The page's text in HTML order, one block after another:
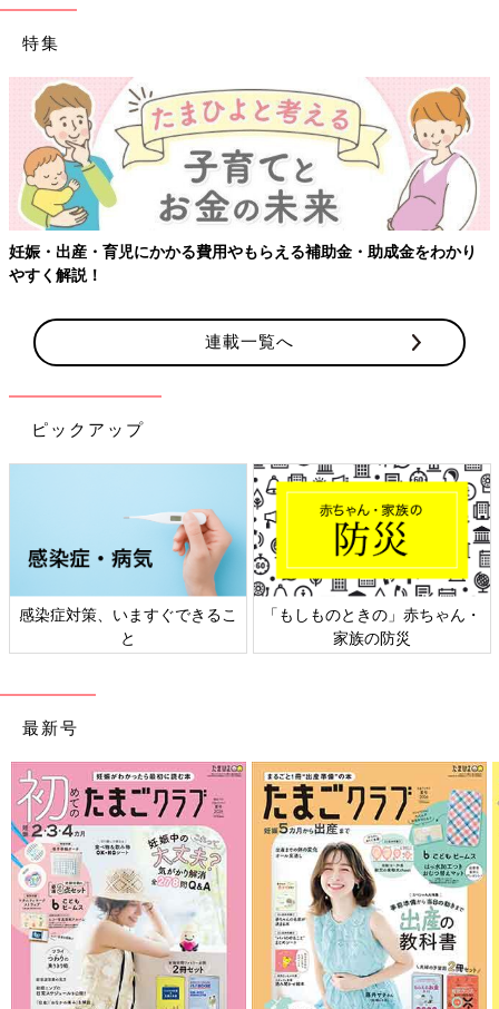
特集
妊娠・出産・育児にかかる費用やもらえる補助金・助成金をわかり
やすく解説！
連載一覧へ
ピックアップ
感染症対策、いますぐできるこ
と
「もしものときの」赤ちゃん・
家族の防災
最新号